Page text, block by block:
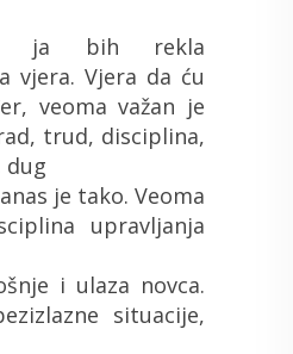
ja bih rekla
vjera. Vjera da ću
veoma važan je
trud, disciplina,
dug
je tako. Veoma
upravljanja
i ulaza novca.
situacije,